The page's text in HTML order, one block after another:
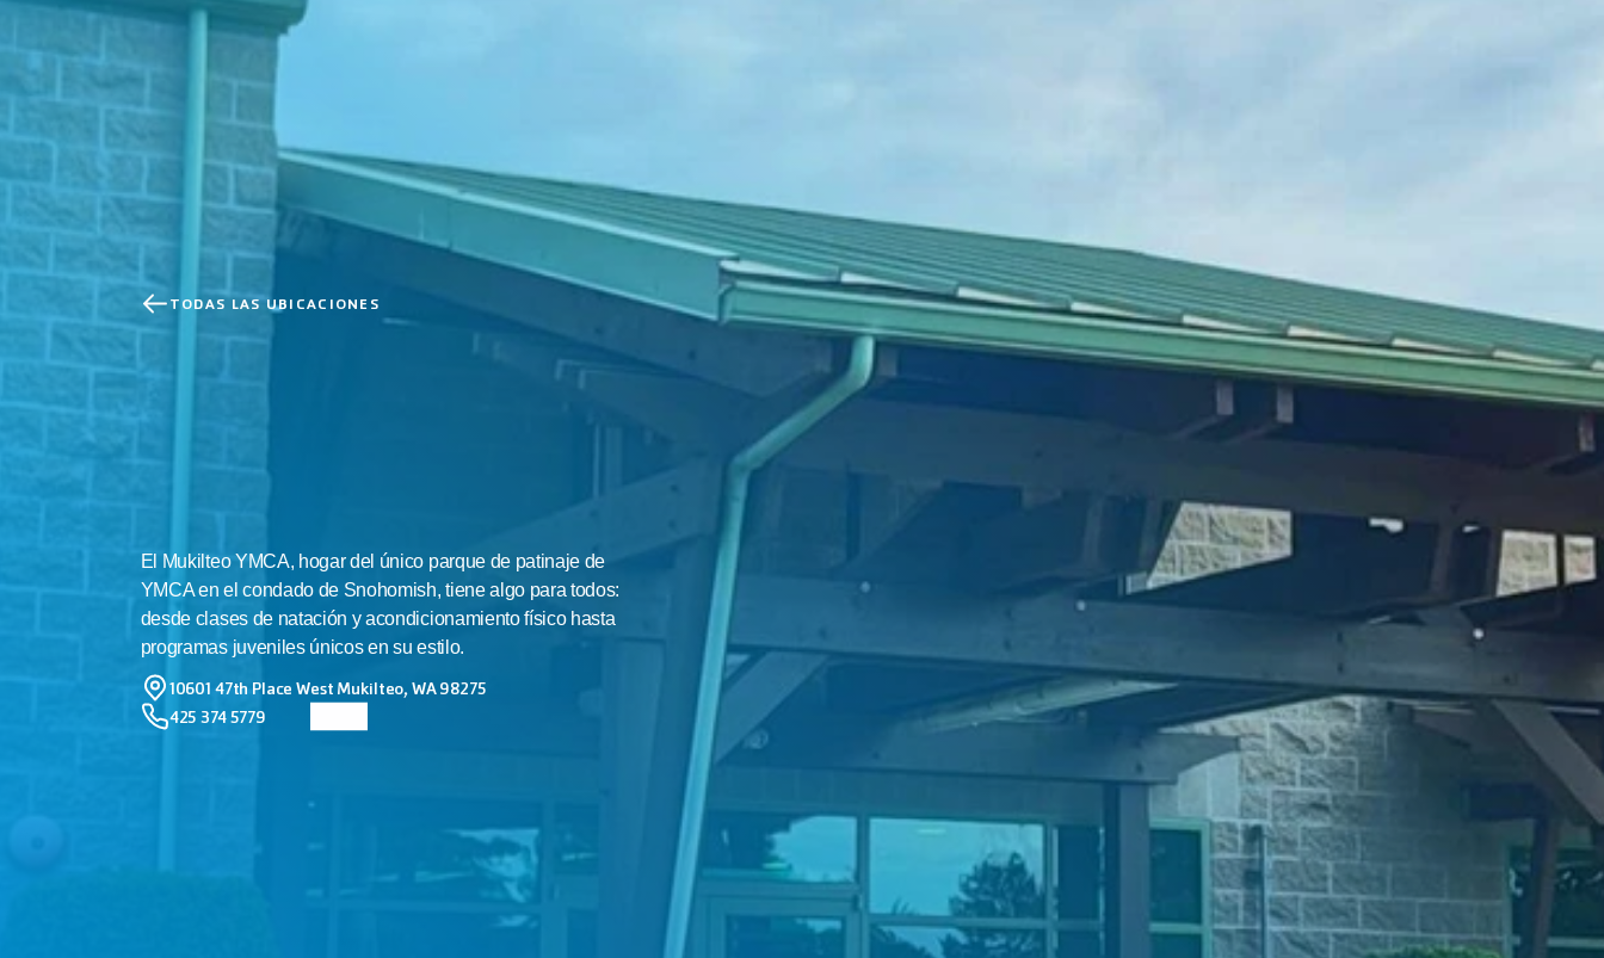
TODAS LAS UBICACIONES
YMCA La
Familia
Mukilteo
El Mukilteo YMCA, hogar del único parque de patinaje de
YMCA en el condado de Snohomish, tiene algo para todos:
desde clases de natación y acondicionamiento físico hasta
programas juveniles únicos en su estilo.
10601 47th Place West Mukilteo, WA 98275
425 374 5779